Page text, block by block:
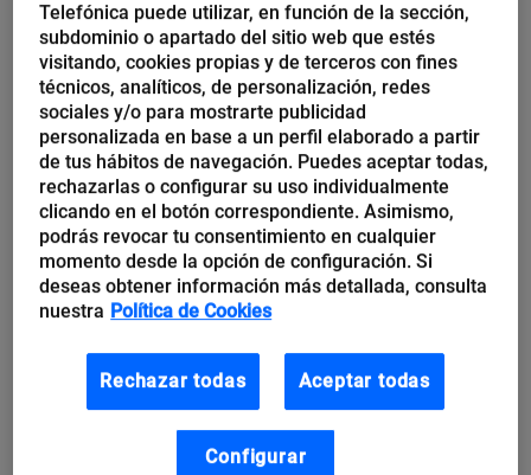
documentos, uno para poder resistir y otro para
poder persistir. Siempre acompañado de la
incertidumbre, ese estado mental que he
experimentado millones de veces durante toda mi
vida y que me ayuda a pensar. No todo el mundo
reacciona igual a un estado de incertidumbre.
¿Qué significa incertidumbre?
La incertidumbre es un estado de falta de seguridad
sobre el conocimiento, caracterizado por la duda.
Siempre he pensado que la incertidumbre nos
empuja a saber comportarnos ante algo desconocido
Telefónica puede utilizar, en función de la sección,
subdominio o apartado del sitio web que estés
visitando, cookies propias y de terceros con fines
técnicos, analíticos, de personalización, redes
sociales y/o para mostrarte publicidad
personalizada en base a un perfil elaborado a partir
de tus hábitos de navegación. Puedes aceptar todas,
rechazarlas o configurar su uso individualmente
clicando en el botón correspondiente. Asimismo,
podrás revocar tu consentimiento en cualquier
momento desde la opción de configuración. Si
deseas obtener información más detallada, consulta
nuestra Política de Cookies
Rechazar todas Aceptar todas
Configurar